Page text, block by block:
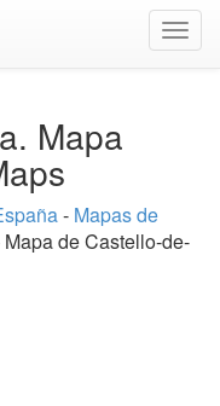
Mapa
- Mapas de
de Castello-de-